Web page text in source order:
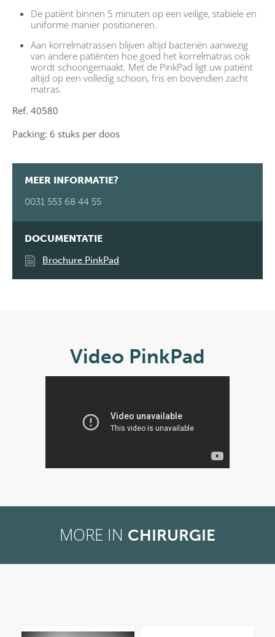
De patiënt binnen 5 minuten op een veilige, stabiele en
uniforme manier positioneren.
Aan korrelmatrassen blijven altijd bacteriën aanwezig
van andere patiënten hoe goed het korrelmatras ook
wordt schoongemaakt. Met de PinkPad ligt uw patiënt
altijd op een volledig schoon, fris en bovendien zacht
matras.
Ref. 40580
Packing: 6 stuks per doos
MEER INFORMATIE?
0031 553 68 44 55
DOCUMENTATIE
Brochure PinkPad
Video PinkPad
MORE IN CHIRURGIE